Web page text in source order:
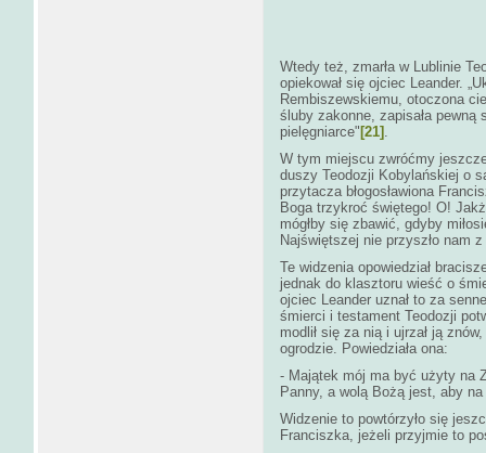
Wtedy też, zmarła w Lublinie
opiekował się ojciec Leander.
Rembiszewskiemu, otoczona
śluby zakonne, zapisała pewną
pielęgniarce" [21] .
W tym miejscu zwróćmy
duszy Teodozji Kobylańskiej o
przytacza błogosławiona
Boga trzykroć świętego! O!
mógłby się zbawić, gdyby
Najświętszej nie przyszło nam
Te widzenia opowiedział
jednak do klasztoru wieść o
ojciec Leander uznał to za
śmierci i testament Teodozji
modlił się za nią i ujrzał ją
ogrodzie. Powiedziała ona:
- Majątek mój ma być użyty na
Panny, a wolą Bożą jest, aby
Widzenie to powtórzyło się
Franciszka, jeżeli przyjmie to